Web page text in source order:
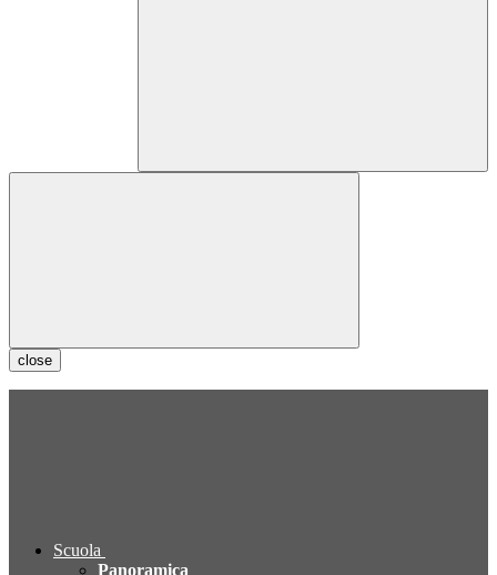
close
Scuola
Panoramica